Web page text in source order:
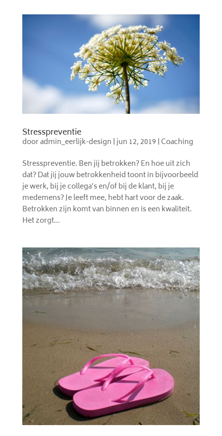
Stresspreventie
dooradmin_eerlijk-design |jun 12, 2019 |Coaching
Stresspreventie. Ben jij betrokken? En hoe uit zich
dat? Dat jij jouw betrokkenheid toont in bijvoorbeeld
je werk, bij je collega’s en/of bij de klant, bij je
medemens? Je leeft mee, hebt hart voor de zaak.
Betrokken zijn komt van binnen en is een kwaliteit.
Het zorgt...